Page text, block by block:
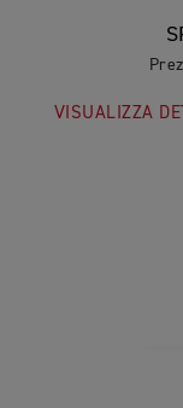
VISUALIZZA